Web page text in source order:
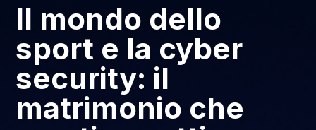
Il mondo dello
sport e la cyber
security: il
matrimonio che